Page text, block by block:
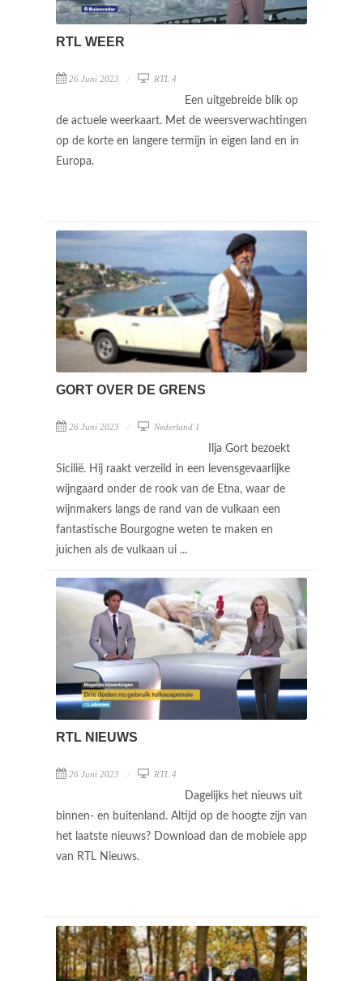
RTL WEER
26 Juni 2023 RTL 4
Een uitgebreide blik op
de actuele weerkaart. Met de weersverwachtingen
op de korte en langere termijn in eigen land en in
Europa.
GORT OVER DE GRENS
26 Juni 2023 Nederland 1
Ilja Gort bezoekt
Sicilië. Hij raakt verzeild in een levensgevaarlijke
wijngaard onder de rook van de Etna, waar de
wijnmakers langs de rand van de vulkaan een
fantastische Bourgogne weten te maken en
juichen als de vulkaan ui ...
RTL NIEUWS
26 Juni 2023 RTL 4
Dagelijks het nieuws uit
binnen- en buitenland. Altijd op de hoogte zijn van
het laatste nieuws? Download dan de mobiele app
van RTL Nieuws.